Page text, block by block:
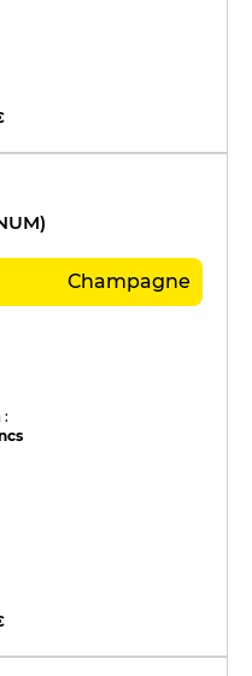
Champagne
: